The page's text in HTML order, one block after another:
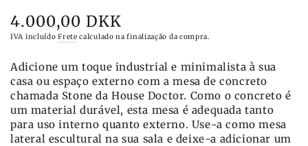
Preço
4.000,00 DKK
IVA incluídoFrete calculado na finalização da compra.
Adicione um toque industrial e minimalista à sua
casa ou espaço externo com a mesa de concreto
chamada Stone da House Doctor. Como o concreto é
um material durável, esta mesa é adequada tanto
para uso interno quanto externo. Use-a como mesa
lateral escultural na sua sala e deixe-a adicionar um